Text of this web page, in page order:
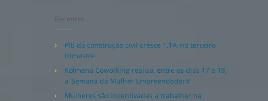
Recentes
PIB da construção civil cresce 1,1% no terceiro
trimestre
Kolmena Coworking realiza, entre os dias 17 e 19,
a ‘Semana da Mulher Empreendedora’
Mulheres são incentivadas a trabalhar na